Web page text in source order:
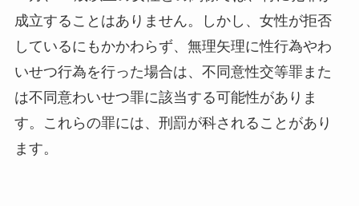
成立することはありません。しかし、女性が拒否
しているにもかかわらず、無理矢理に性行為やわ
いせつ行為を行った場合は、不同意性交等罪また
は不同意わいせつ罪に該当する可能性がありま
す。これらの罪には、刑罰が科されることがあり
ます。